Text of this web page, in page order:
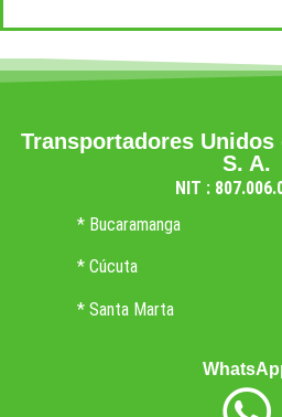
Transportadores Unidos
S. A.
NIT :
* Bucaramanga
* Cúcuta
* Santa Marta